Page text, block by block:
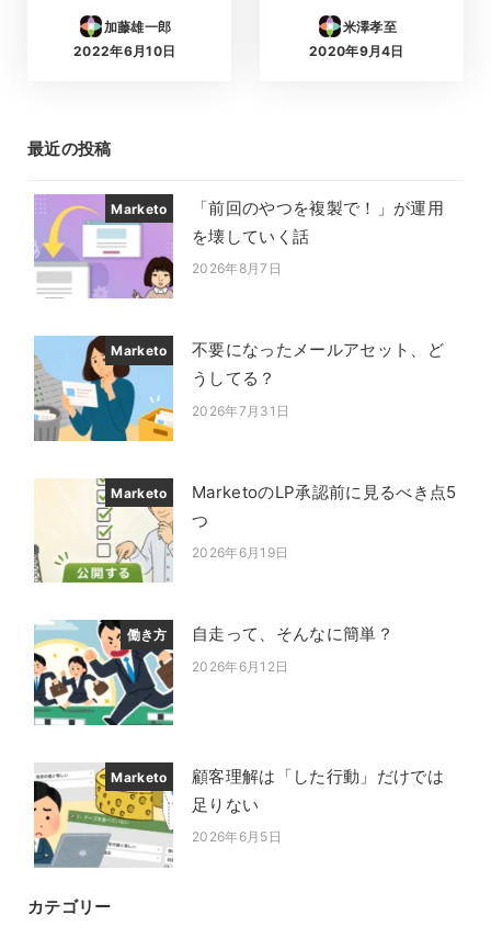
加藤雄一郎
投稿日
2022年6月10日
米澤孝至
投稿日
2020年9月4日
最近の投稿
Marketo
「前回のやつを複製で！」が運用
を壊していく話
投稿日
2026年8月7日
Marketo
不要になったメールアセット、ど
うしてる？
投稿日
2026年7月31日
Marketo
MarketoのLP承認前に見るべき点5
つ
投稿日
2026年6月19日
働き方 自走って、そんなに簡単？
投稿日
2026年6月12日
Marketo
顧客理解は「した行動」だけでは
足りない
投稿日
2026年6月5日
カテゴリー